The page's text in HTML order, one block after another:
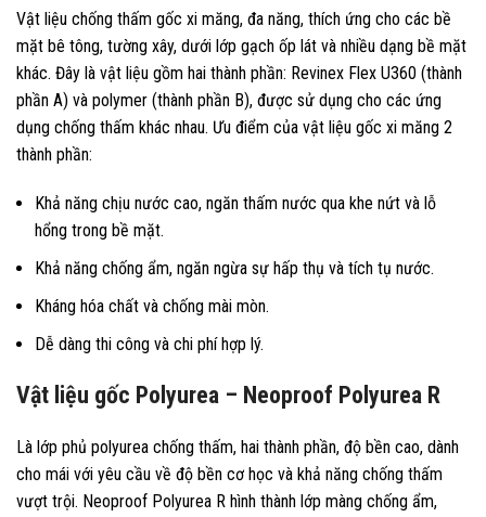
Vật liệu chống thấm gốc xi măng, đa năng, thích ứng cho các bề
mặt bê tông, tường xây, dưới lớp gạch ốp lát và nhiều dạng bề mặt
khác. Đây là vật liệu gồm hai thành phần: Revinex Flex U360 (thành
phần A) và polymer (thành phần B), được sử dụng cho các ứng
dụng chống thấm khác nhau. Ưu điểm của vật liệu gốc xi măng 2
thành phần:
Khả năng chịu nước cao, ngăn thấm nước qua khe nứt và lỗ
hổng trong bề mặt.
Khả năng chống ẩm, ngăn ngừa sự hấp thụ và tích tụ nước.
Kháng hóa chất và chống mài mòn.
Dễ dàng thi công và chi phí hợp lý.
Vật liệu gốc Polyurea – Neoproof Polyurea R
Là lớp phủ polyurea chống thấm, hai thành phần, độ bền cao, dành
cho mái với yêu cầu về độ bền cơ học và khả năng chống thấm
vượt trội. Neoproof Polyurea R hình thành lớp màng chống ẩm,